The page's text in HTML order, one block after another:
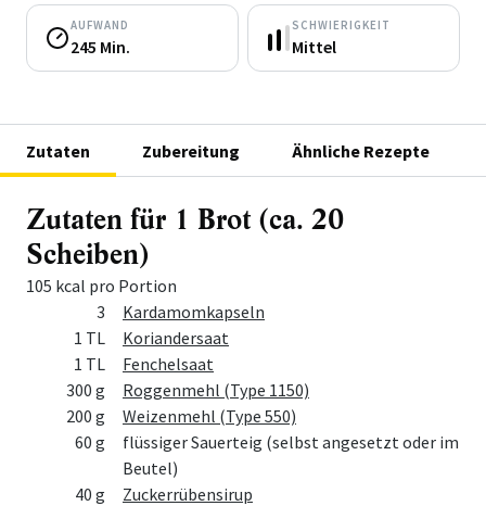
AUFWAND
245 Min.
SCHWIERIGKEIT
Mittel
Zutaten Zubereitung Ähnliche Rezepte
Zutaten für 1 Brot (ca. 20
Scheiben)
105 kcal pro Portion
Zutat
3
Kardamomkapseln
1 TL
Koriandersaat
1 TL
Fenchelsaat
300 g
Roggenmehl (Type 1150)
200 g
Weizenmehl (Type 550)
60 g
flüssiger Sauerteig (selbst angesetzt oder im
Beutel)
40 g
Zuckerrübensirup